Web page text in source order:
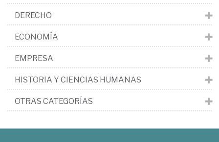
DERECHO
ECONOMÍA
EMPRESA
HISTORIA Y CIENCIAS HUMANAS
OTRAS CATEGORÍAS